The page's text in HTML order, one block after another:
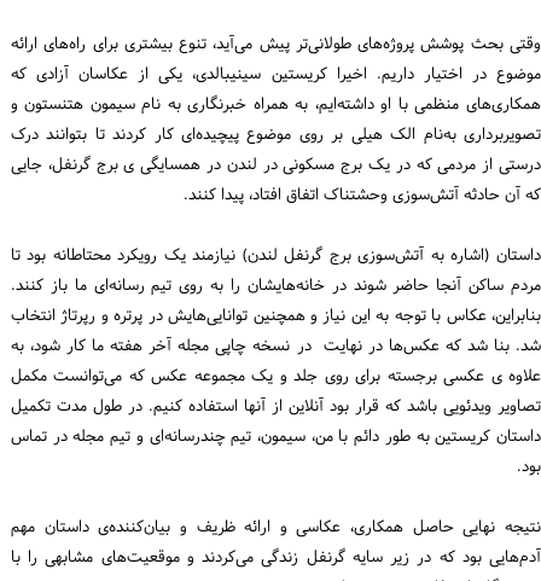
وقتی بحث پوشش پروژه‌های طولانی‌تر پیش می‌آید، تنوع بیشتری برای راه‌های ارائه
موضوع در اختیار داریم. اخیرا کریستین سینیبالدی، یکی از عکاسان آزادی که
همکاری‌های منظمی با او داشته‌ایم، به همراه خبرنگاری به نام سیمون هتنستون و
تصویربرداری به‌نام الک هیلی بر روی موضوع پیچیده‌ای کار کردند تا بتوانند درک
درستی از مردمی که در یک برج‌ مسکونی در لندن در همسایگی ی برج گرنفل، جایی
که آن حادثه آتش‌سوزی وحشتناک اتفاق افتاد، پیدا کنند.
داستان (اشاره به آتش‌سوزی برج گرنفل لندن) نیازمند یک رویکرد محتاطانه بود تا
مردم ساکن آنجا حاضر شوند در خانه‌هایشان را به روی تیم رسانه‌ای ما باز کنند.
بنابراین، عکاس با توجه به این نیاز و همچنین توانایی‌هایش در پرتره و رپرتاژ انتخاب
شد. بنا شد که عکس‌ها در نهایت در نسخه چاپی مجله آخر هفته ما کار شود، به
علاوه ی عکسی برجسته برای روی جلد و یک مجموعه عکس که می‌توانست مکمل
تصاویر ویدئویی باشد که قرار بود آنلاین از آنها استفاده کنیم. در طول مدت تکمیل
داستان کریستین به طور دائم با من، سیمون، تیم چندرسانه‌ای و تیم مجله در تماس
بود.
نتیجه نهایی حاصل همکاری، عکاسی و ارائه ظریف و بیان‌کننده‌ی داستان‌ مهم
آدم‌هایی بود که در زیر سایه گرنفل زندگی می‌کردند و موقعیت‌های مشابهی را با